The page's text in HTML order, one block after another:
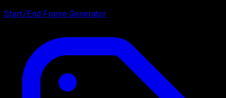
Start/End Frame Generator